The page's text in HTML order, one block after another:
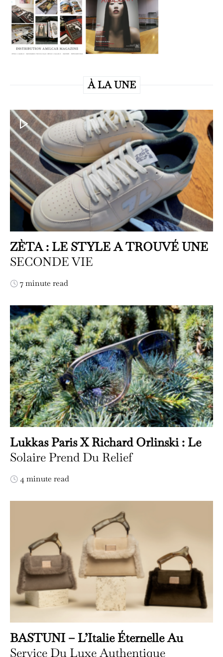
À LA UNE
ZÈTA : LE STYLE A TROUVÉ UNE
SECONDE VIE
7 minute read
Lukkas Paris X Richard Orlinski : Le
Solaire Prend Du Relief
4 minute read
BASTUNI – L’Italie Éternelle Au
Service Du Luxe Authentique